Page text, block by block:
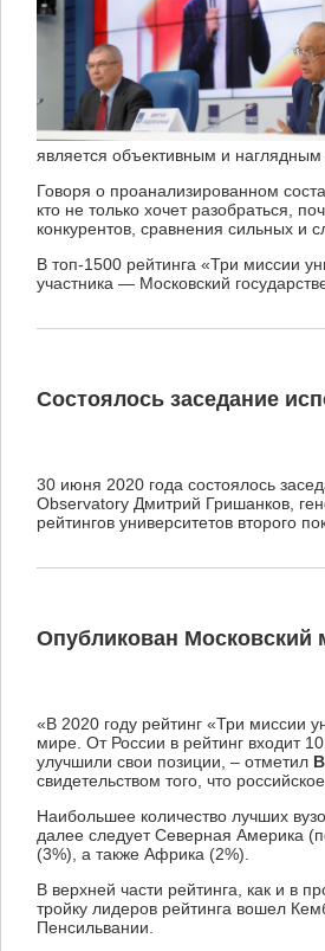
является объективным и наглядным
Говоря о проанализированном
кто не только хочет разобраться,
конкурентов, сравнения сильных и
В топ-1500 рейтинга «Три миссии
участника — Московский
Состоялось заседание
30 июня 2020 года состоялось
Observatory Дмитрий Гришанков,
рейтингов университетов второго
Опубликован Московский
«В 2020 году рейтинг «Три миссии
мире. От России в рейтинг входит
улучшили свои позиции, – отметил
свидетельством того, что
Наибольшее количество лучших
далее следует Северная Америка
(3%), а также Африка (2%).
В верхней части рейтинга, как и в
тройку лидеров рейтинга вошел
Пенсильвании.